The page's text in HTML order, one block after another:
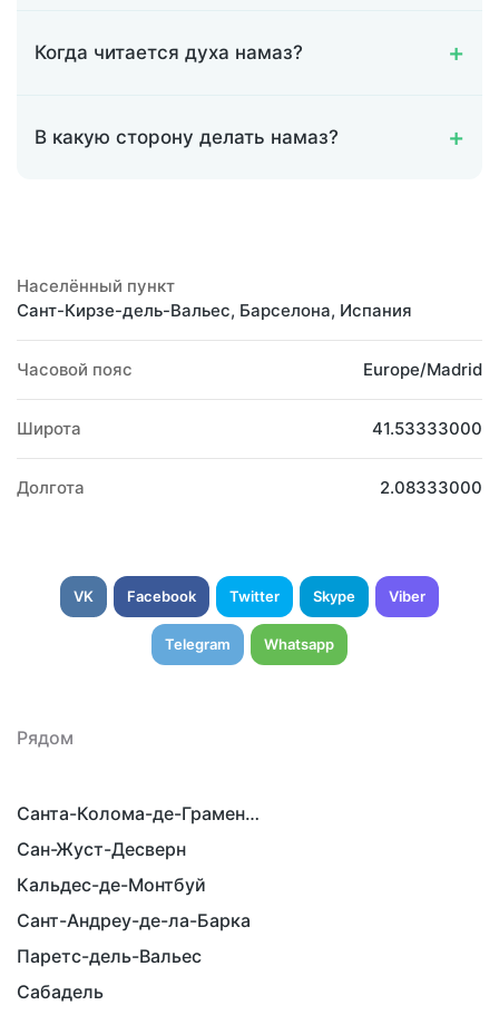
Когда читается духа намаз?
В какую сторону делать намаз?
Населённый пункт
Сант-Кирзе-дель-Вальес, Барселона, Испания
Часовой пояс Europe/Madrid
Широта 41.53333000
Долгота 2.08333000
VK Facebook Twitter Skype Viber
Telegram Whatsapp
Рядом
Санта-Колома-де-Граменет
Сан-Жуст-Десверн
Кальдес-де-Монтбуй
Сант-Андреу-де-ла-Барка
Паретс-дель-Вальес
Сабадель